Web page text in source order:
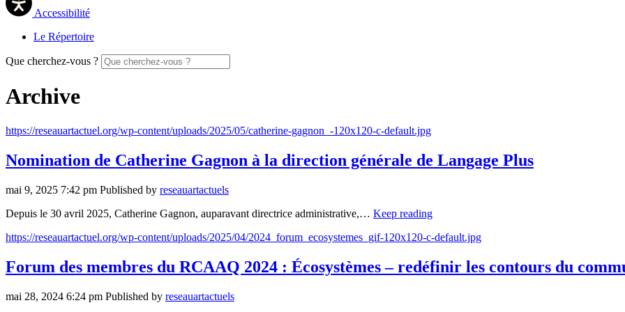
Accessibilité
Le Répertoire
Que cherchez-vous ?
Archive
https://reseauartactuel.org/wp-content/uploads/2025/05/catherine-gagnon_-120x120-c-default.jpg
Nomination de Catherine Gagnon à la direction générale de Langage Plus
mai 9, 2025 7:42 pm Published by reseauartactuels
Depuis le 30 avril 2025, Catherine Gagnon, auparavant directrice administrative,… Keep reading
https://reseauartactuel.org/wp-content/uploads/2025/04/2024_forum_ecosystemes_gif-120x120-c-default.jpg
Forum des membres du RCAAQ 2024 : Écosystèmes – redéfinir les contours du
mai 28, 2024 6:24 pm Published by reseauartactuels